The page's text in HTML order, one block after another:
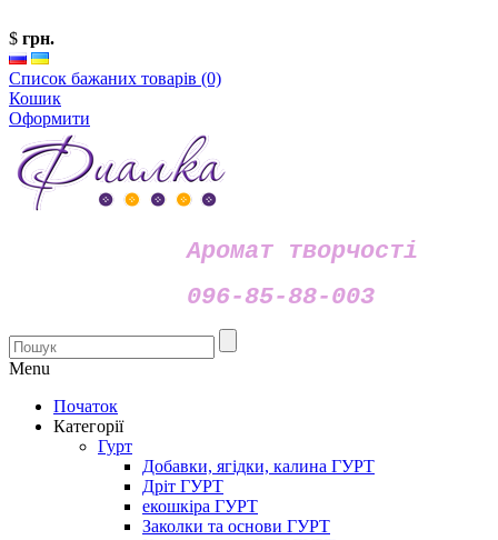
$ грн.
Список бажаних товарів (0)
Кошик
Оформити
Аромат творчості
096-85-88-003
Menu
Початок
Категорії
Гурт
Добавки, ягідки, калина ГУРТ
Дріт ГУРТ
екошкіра ГУРТ
Заколки та основи ГУРТ